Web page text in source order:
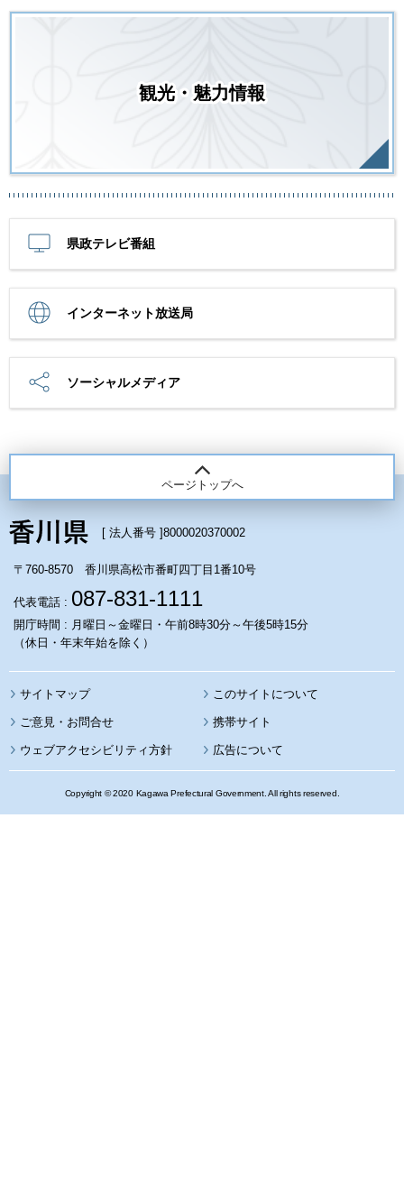
観光・魅力情報
県政テレビ番組
インターネット放送局
ソーシャルメディア
ページトップへ
[ 法人番号 ]8000020370002
〒760-8570 香川県高松市番町四丁目1番10号
代表電話 : 087-831-1111
開庁時間 : 月曜日～金曜日・午前8時30分～午後5時15分
（休日・年末年始を除く）
サイトマップ このサイトについて
携帯サイト
ウェブアクセシビリティ方針 広告について
Copyright © 2020 Kagawa Prefectural Government. All rights reserved.